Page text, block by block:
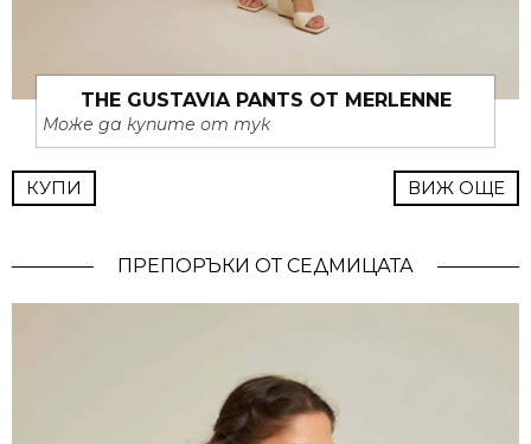
THE GUSTAVIA PANTS ОТ MERLENNE
Може да купите от тук
КУПИ ВИЖ ОЩЕ
ПРЕПОРЪКИ ОТ СЕДМИЦАТА